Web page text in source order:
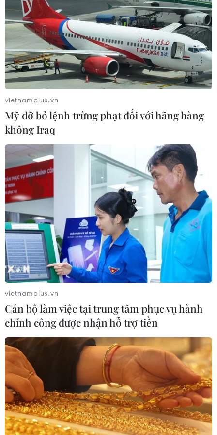
Xăng E5
PVOIL: Hành trình đưa nhiên liệu sinh học vào
cuộc sống
Giá xăng dầu giảm, mặt hàng RON95-III
xuống dưới 30.000 đồng mỗi lít
Tăng mạnh mức chi quỹ bình ổn, mặt hàng
xăng RON95-III vượt 29.000 đồng mỗi lít
Điều chỉnh thời gian điều hành giá xăng dầu
trong dịp Tết Nguyên đán
Phương tiện có phù hợp khi chuyển đổi xăng
sinh học E10, giá bán ra sao?
TIN LIÊN QUAN
Giá xăng tiếp tục giảm hơn
200 đồng mỗi lít
vietnamplus.vn
Mỹ dỡ bỏ lệnh trừng phạt đối với hãng hàng
không Iraq
vietnamplus.vn
Cán bộ làm việc tại trung tâm phục vụ hành
chính công được nhận hỗ trợ tiền